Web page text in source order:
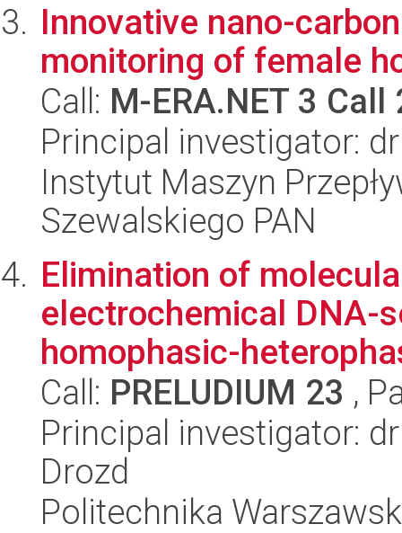
Innovative nano-
monitoring of female
Call: M-ERA.NET 3 Call
Principal investigator:
Instytut Maszyn
Szewalskiego PAN
Elimination of
electrochemical DNA-
homophasic-
Call: PRELUDIUM 23 ,
Principal investigator:
Drozd
Politechnika